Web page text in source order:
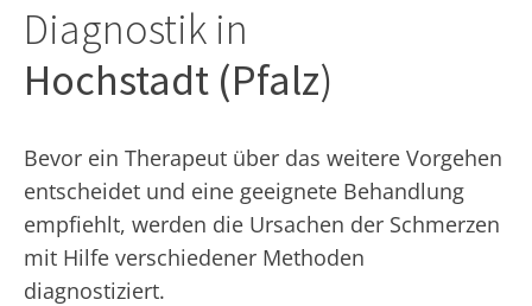
Diagnostik in
Hochstadt (Pfalz)
Bevor ein Therapeut über das weitere Vorgehen
entscheidet und eine geeignete Behandlung
empfiehlt, werden die Ursachen der Schmerzen
mit Hilfe verschiedener Methoden
diagnostiziert.